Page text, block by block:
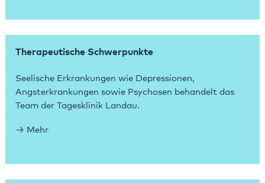
Therapeutische Schwerpunkte
Seelische Erkrankungen wie Depressionen,
Angsterkrankungen sowie Psychosen behandelt das
Team der Tagesklinik Landau.
Mehr